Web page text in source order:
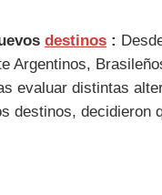
destinos :
Argentinos,
evaluar distintas
destinos, decidieron